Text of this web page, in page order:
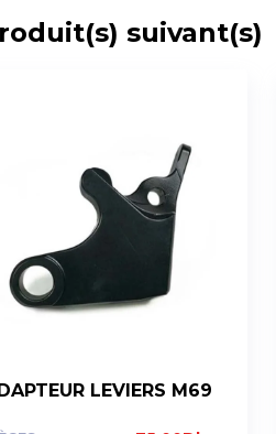
suivant(s)
LEVIERS M69